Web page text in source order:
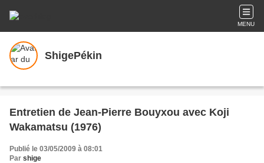
MENU
ShigePékin
Entretien de Jean-Pierre Bouyxou avec Koji
Wakamatsu (1976)
Publié le 03/05/2009 à 08:01
Par shige